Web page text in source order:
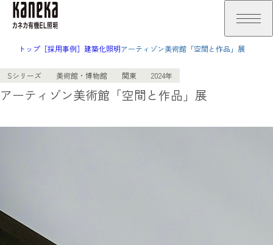
トップ ［採用事例］建築化照明アーティゾン美術館「空間と作品」展
Sシリーズ 美術館・博物館 関東 2024年
アーティゾン美術館「空間と作品」展